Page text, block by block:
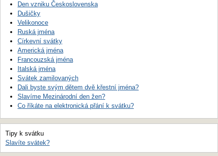
Den vzniku Československa
Dušičky
Velikonoce
Ruská jména
Církevní svátky
Americká jména
Francouzská jména
Italská jména
Svátek zamilovaných
Dali byste svým dětem dvě křestní jména?
Slavíme Mezinárodní den žen?
Co říkáte na elektronická přání k svátku?
Tipy k svátku
Slavíte svátek?